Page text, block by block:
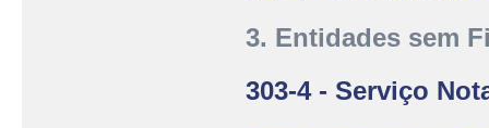
3. Entidades sem
303-4 - Serviço